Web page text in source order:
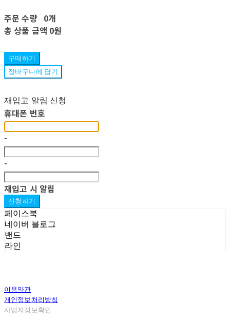
주문 수량 0개
총 상품 금액 0원
구매하기
장바구니에 담기
재입고 알림 신청
휴대폰 번호
-
-
재입고 시 알림
신청하기
페이스북
네이버 블로그
밴드
라인
이용약관
개인정보처리방침
사업자정보확인